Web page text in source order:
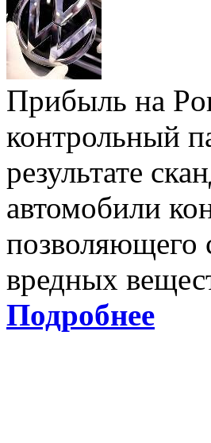
Прибыль на
контрольный
результате
автомобили
позволяющего
вредных
Подробнее